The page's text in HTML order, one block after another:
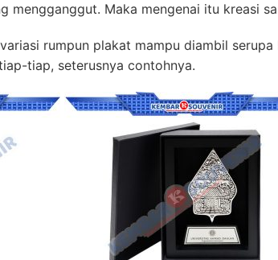
mengganggut. Maka mengenai itu kreasi
rumpun plakat mampu diambil
tiap, seterusnya contohnya.